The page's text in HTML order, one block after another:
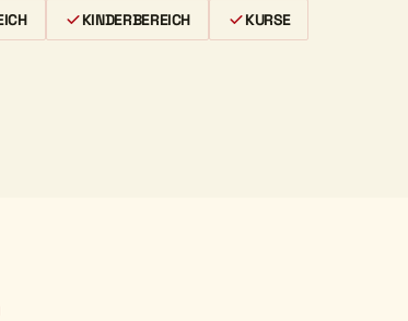
KINDERBEREICH KURSE